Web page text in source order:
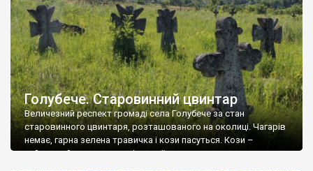
Голубече. Старовинний цвинтар
Величезний респект громаді села Голубече за стан
старовинного цвинтаря, розташованого на околиці. Чагарів
немає, гарна зелена травичка і кози пасуться. Кози –
найкращий регулятор шкідливої, для старих кладовищ,